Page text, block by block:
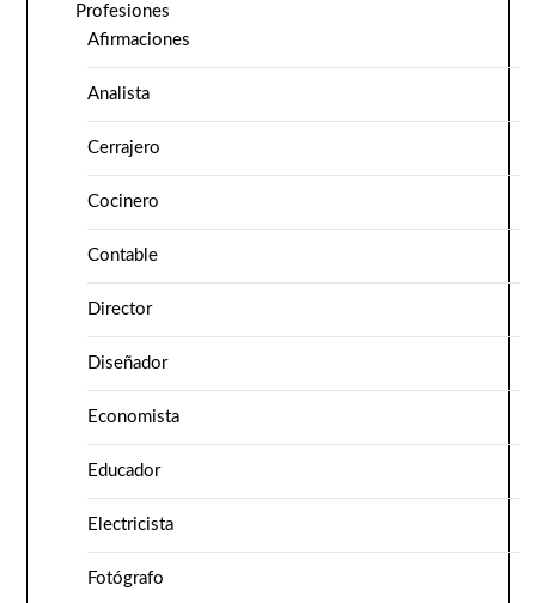
Profesiones
Afirmaciones
Analista
Cerrajero
Cocinero
Contable
Director
Diseñador
Economista
Educador
Electricista
Fotógrafo